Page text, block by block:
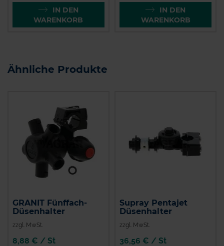
IN DEN
WARENKORB
IN DEN
WARENKORB
Ähnliche Produkte
GRANIT Fünffach-
Düsenhalter
zzgl. MwSt.
8,88 € / St
Supray Pentajet
Düsenhalter
zzgl. MwSt.
36,56 € / St